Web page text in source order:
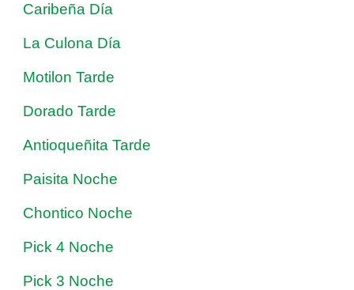
Caribeña Día
La Culona Día
Motilon Tarde
Dorado Tarde
Antioqueñita Tarde
Paisita Noche
Chontico Noche
Pick 4 Noche
Pick 3 Noche